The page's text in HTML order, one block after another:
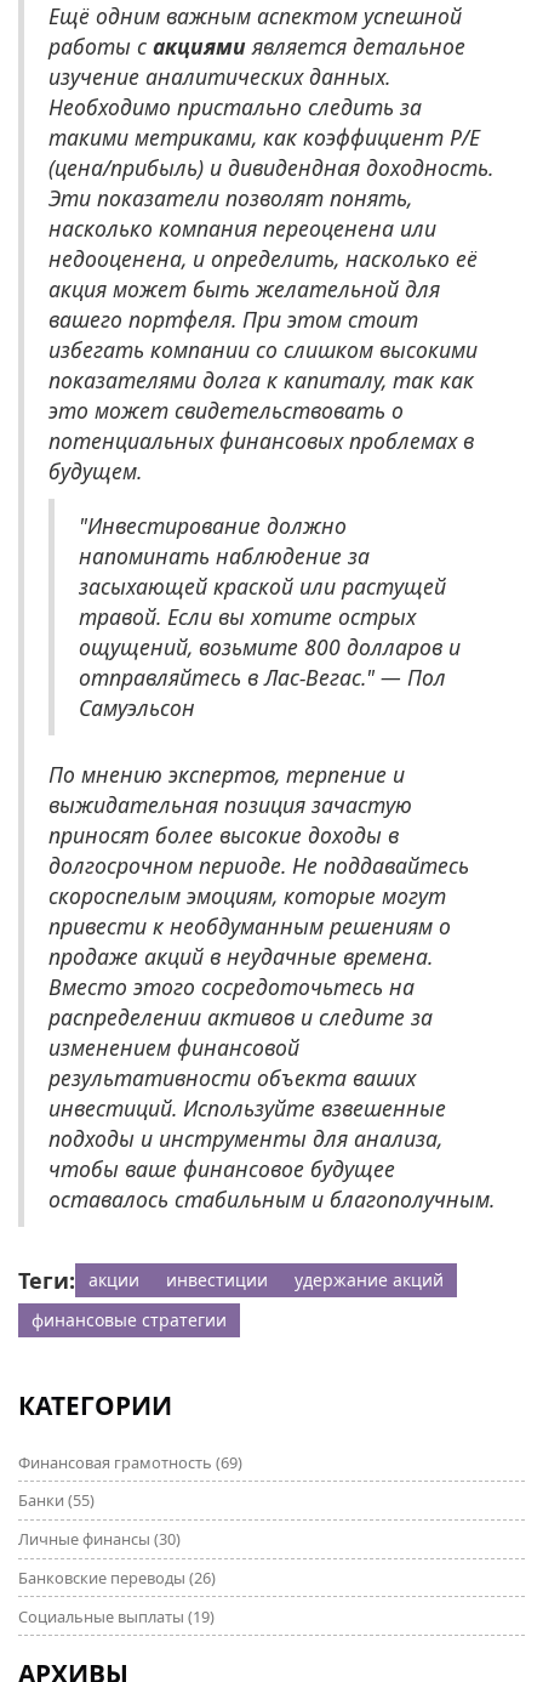
Ещё одним важным аспектом успешной
работы с акциямиявляется детальное
изучение аналитических данных.
Необходимо пристально следить за
такими метриками, как коэффициент P/E
(цена/прибыль) и дивидендная доходность.
Эти показатели позволят понять,
насколько компания переоценена или
недооценена, и определить, насколько её
акция может быть желательной для
вашего портфеля. При этом стоит
избегать компании со слишком высокими
показателями долга к капиталу, так как
это может свидетельствовать о
потенциальных финансовых проблемах в
будущем.
"Инвестирование должно
напоминать наблюдение за
засыхающей краской или растущей
травой. Если вы хотите острых
ощущений, возьмите 800 долларов и
отправляйтесь в Лас-Вегас." — Пол
Самуэльсон
По мнению экспертов, терпение и
выжидательная позиция зачастую
приносят более высокие доходы в
долгосрочном периоде. Не поддавайтесь
скороспелым эмоциям, которые могут
привести к необдуманным решениям о
продаже акций в неудачные времена.
Вместо этого сосредоточьтесь на
распределении активов и следите за
изменением финансовой
результативности объекта ваших
инвестиций. Используйте взвешенные
подходы и инструменты для анализа,
чтобы ваше финансовое будущее
оставалось стабильным и благополучным.
Теги: акции инвестиции
удержание акций
финансовые стратегии
КАТЕГОРИИ
Финансовая грамотность (69)
Банки (55)
Личные финансы (30)
Банковские переводы (26)
Социальные выплаты (19)
АРХИВЫ